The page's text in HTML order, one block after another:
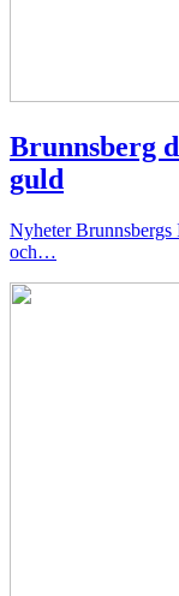
Brunnsberg
guld
Nyheter Brunnsbergs
och…